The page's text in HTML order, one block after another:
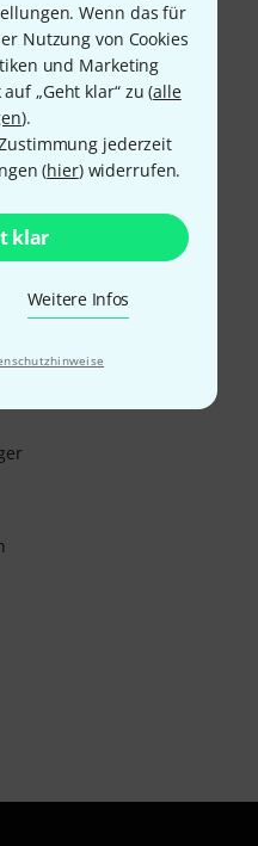
Wenn das für
Nutzung von Cookies
und Marketing
„Geht klar“ zu (alle
).
jederzeit
(hier) widerrufen.
klar
Weitere Infos
per Nachnahme,
Klarna Sofort bezahlen